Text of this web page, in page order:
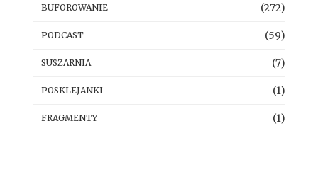
BUFOROWANIE (272)
PODCAST (59)
SUSZARNIA (7)
POSKLEJANKI (1)
FRAGMENTY (1)